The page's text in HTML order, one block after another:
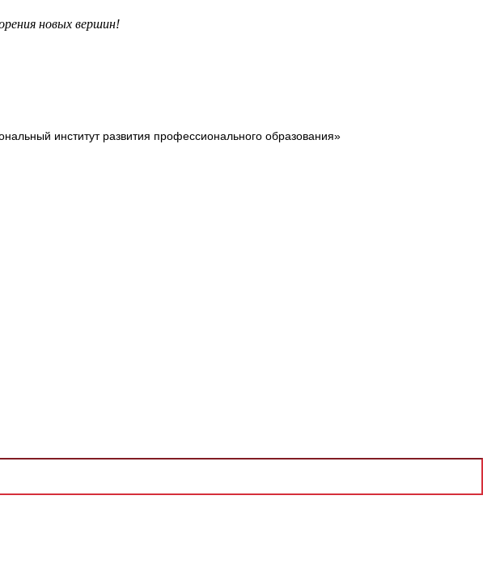
новых вершин!
институт развития профессионального образования»